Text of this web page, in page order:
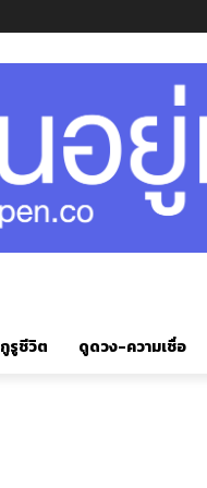
กูรูชีวิต ดูดวง-ความเชื่อ